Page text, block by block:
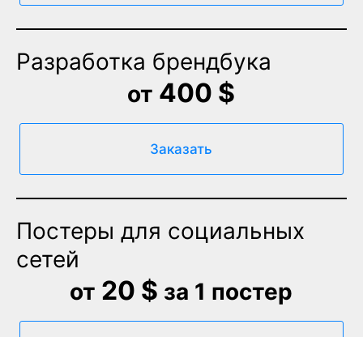
Разработка брендбука
от 400 $
Заказать
Постеры для социальных
сетей
от 20 $ за 1 постер